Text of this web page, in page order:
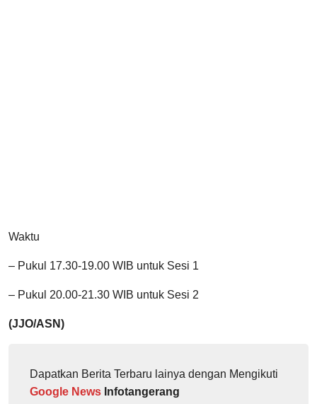
Waktu
– Pukul 17.30-19.00 WIB untuk Sesi 1
– Pukul 20.00-21.30 WIB untuk Sesi 2
(JJO/ASN)
Dapatkan Berita Terbaru lainya dengan Mengikuti
Google News Infotangerang